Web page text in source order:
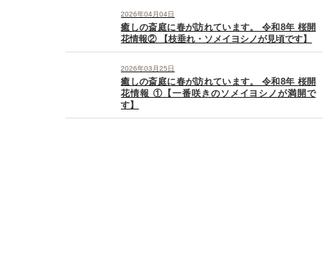
2026年04月04日
癒しの斎庭に春が訪れています。 令和8年 桜開
花情報② 【枝垂れ・ソメイヨシノが見頃です】
2026年03月25日
癒しの斎庭に春が訪れています。 令和8年 桜開
花情報 ①【一番咲きのソメイヨシノが満開で
す】